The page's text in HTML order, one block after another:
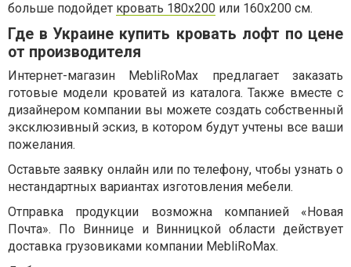
больше подойдет кровать 180х200 или 160х200 см.
Где в Украине купить кровать лофт по цене
от производителя
Интернет-магазин MebliRoMax предлагает заказать
готовые модели кроватей из каталога. Также вместе с
дизайнером компании вы можете создать собственный
эксклюзивный эскиз, в котором будут учтены все ваши
пожелания.
Оставьте заявку онлайн или по телефону, чтобы узнать о
нестандартных вариантах изготовления мебели.
Отправка продукции возможна компанией «Новая
Почта». По Виннице и Винницкой области действует
доставка грузовиками компании MebliRoMax.